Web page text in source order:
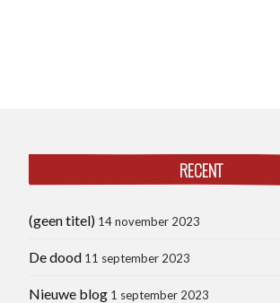
RECENT
(geen titel) 14 november 2023
De dood 11 september 2023
Nieuwe blog 1 september 2023